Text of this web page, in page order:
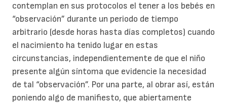
contemplan en sus protocolos el tener a los bebés en
“observación” durante un periodo de tiempo
arbitrario (desde horas hasta días completos) cuando
el nacimiento ha tenido lugar en estas
circunstancias, independientemente de que el niño
presente algún síntoma que evidencie la necesidad
de tal “observación”. Por una parte, al obrar así, están
poniendo algo de manifiesto, que abiertamente